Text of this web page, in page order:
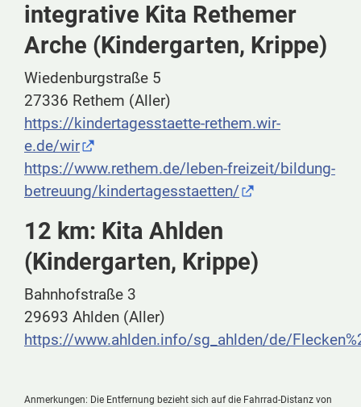
integrative Kita Rethemer
Arche (Kindergarten, Krippe)
Wiedenburgstraße 5
27336 Rethem (Aller)
https://kindertagesstaette-rethem.wir-
e.de/wir
https://www.rethem.de/leben-freizeit/bildung-
betreuung/kindertagesstaetten/
12 km: Kita Ahlden
(Kindergarten, Krippe)
Bahnhofstraße 3
29693 Ahlden (Aller)
https://www.ahlden.info/sg_ahlden/de/
Anmerkungen: Die Entfernung bezieht sich auf die Fahrrad-Distanz von